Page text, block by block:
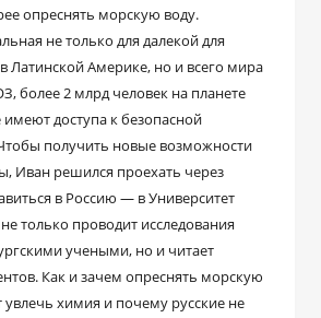
опреснять морскую воду.
не только для далекой для
Латинской Америке, но и всего мира
более 2 млрд человек на планете
доступа к безопасной
получить новые возможности
Иван решился проехать через
в Россию ― в Университет
только проводит исследования
учеными, но и читает
Как и зачем опреснять морскую
химия и почему русские не